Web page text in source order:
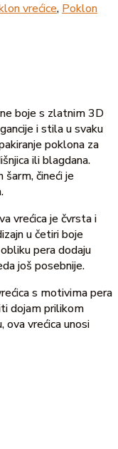
vrećice,Poklon
boje s zlatnim 3D
i stila u svaku
poklona za
ili blagdana.
čineći je
vrećica je čvrsta i
u četiri boje
pera dodaju
još posebnije.
s motivima pera
dojam prilikom
ova vrećica unosi